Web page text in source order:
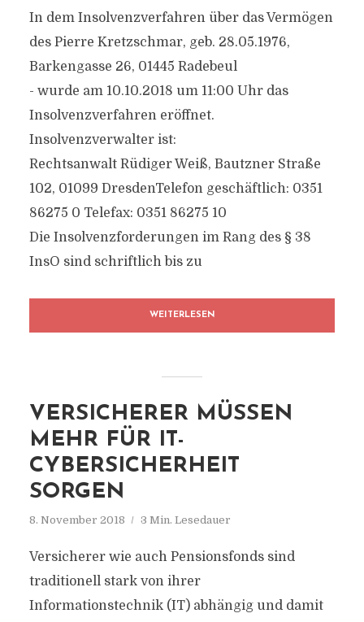
In dem Insolvenzverfahren über das Vermögen
des Pierre Kretzschmar, geb. 28.05.1976,
Barkengasse 26, 01445 Radebeul
- wurde am 10.10.2018 um 11:00 Uhr das
Insolvenzverfahren eröffnet.
Insolvenzverwalter ist:
Rechtsanwalt Rüdiger Weiß, Bautzner Straße
102, 01099 DresdenTelefon geschäftlich: 0351
86275 0 Telefax: 0351 86275 10
Die Insolvenzforderungen im Rang des § 38
InsO sind schriftlich bis zu
WEITERLESEN
VERSICHERER MÜSSEN
MEHR FÜR IT-
CYBERSICHERHEIT
SORGEN
8. November 2018 3 Min. Lesedauer
Versicherer wie auch Pensionsfonds sind
traditionell stark von ihrer
Informationstechnik (IT) abhängig und damit